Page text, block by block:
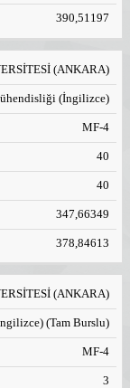
390,51197
(ANKARA)
(İngilizce)
MF-4
40
40
347,66349
378,84613
(ANKARA)
(Tam Burslu)
MF-4
3